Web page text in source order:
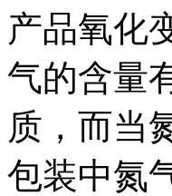
产品氧化
气的含量
质，而当
包装中氮